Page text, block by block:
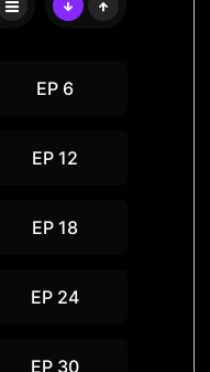
EP 6
EP 12
EP 18
EP 24
EP 30